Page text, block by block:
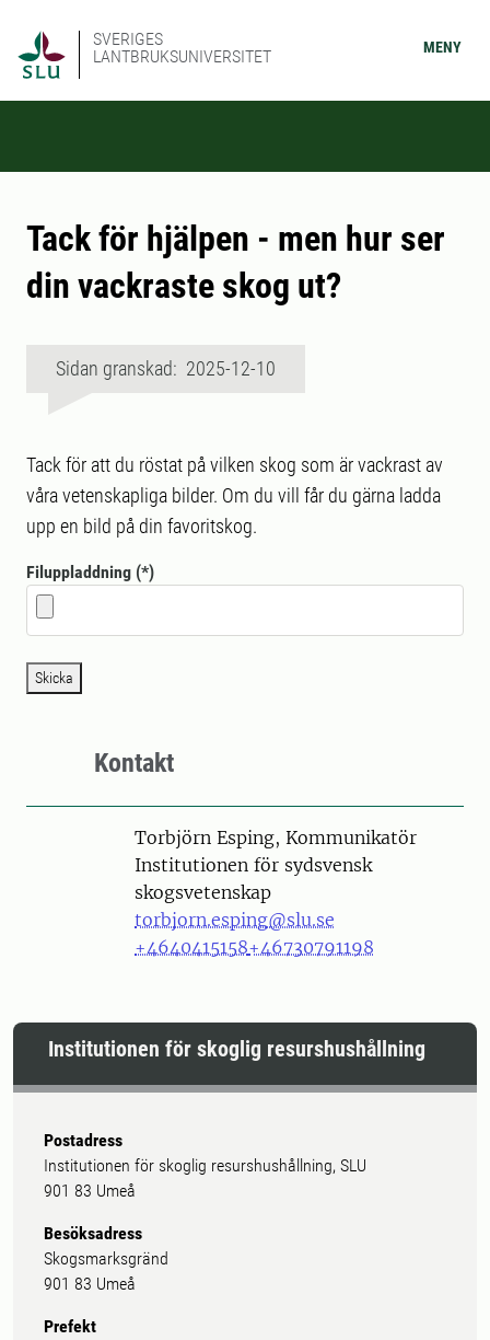
SVERIGES
LANTBRUKSUNIVERSITET
MENY
Tack för hjälpen - men hur ser
din vackraste skog ut?
Sidan granskad: 2025-12-10
Tack för att du röstat på vilken skog som är vackrast av
våra vetenskapliga bilder. Om du vill får du gärna ladda
upp en bild på din favoritskog.
Filuppladdning
Skicka
Kontakt
PersonTorbjörn Esping, Kommunikatör
Institutionen för sydsvensk
skogsvetenskap
torbjorn.esping@slu.se
+4640415158+46730791198
Institutionen för skoglig resurshushållning
Postadress
Institutionen för skoglig resurshushållning, SLU
901 83 Umeå
Besöksadress
Skogsmarksgränd
901 83 Umeå
Prefekt